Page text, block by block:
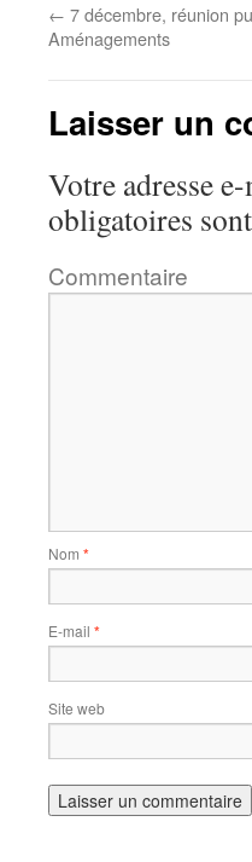
← 7 décembre, réunion
Aménagements
Laisser un
Votre adresse
obligatoires
Commentaire
Nom *
E-mail *
Site web